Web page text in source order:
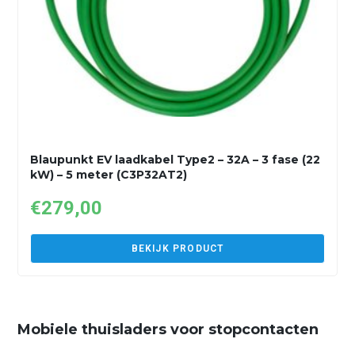
Blaupunkt EV laadkabel Type2 – 32A – 3 fase (22
kW) – 5 meter (C3P32AT2)
€279,00
BEKIJK PRODUCT
Mobiele thuisladers voor stopcontacten